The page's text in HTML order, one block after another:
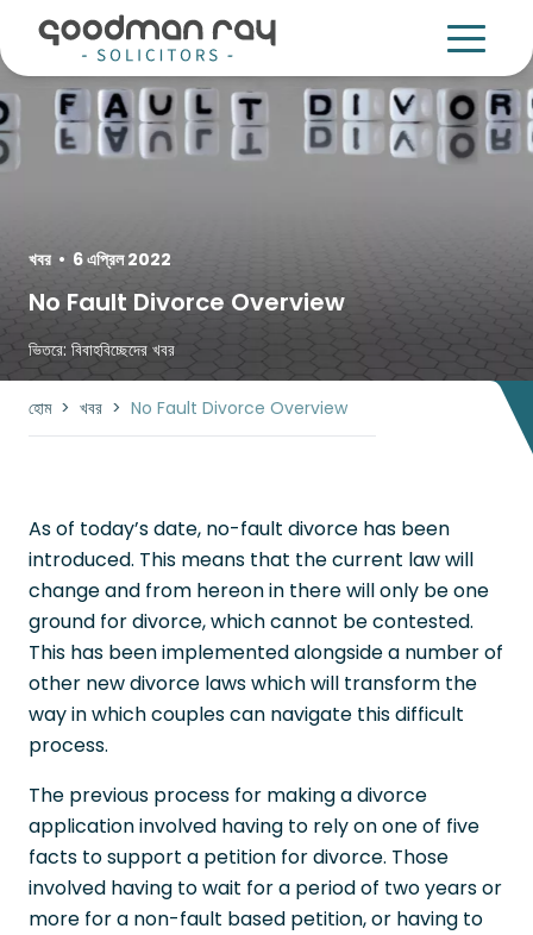
হোম> খবর > No Fault Divorce Overview
খবর • 6 এপ্রিল 2022
No Fault Divorce Overview
ভিতরে: বিবাহবিচ্ছেদের খবর
As of today’s date, no-fault divorce has been
introduced. This means that the current law will
change and from hereon in there will only be one
ground for divorce, which cannot be contested.
This has been implemented alongside a number of
other new divorce laws which will transform the
way in which couples can navigate this difficult
process.
The previous process for making a divorce
application involved having to rely on one of five
facts to support a petition for divorce. Those
involved having to wait for a period of two years or
more for a non-fault based petition, or having to